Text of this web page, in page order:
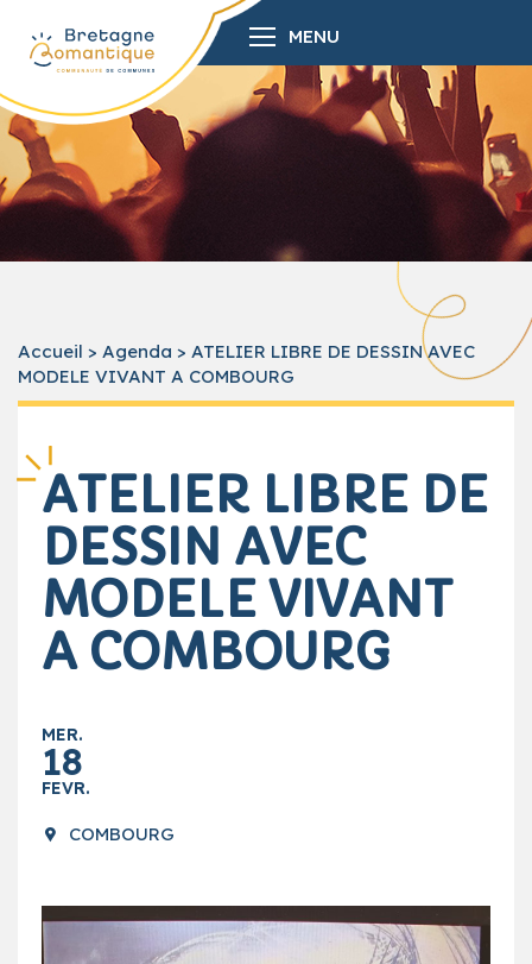
MENU
Accueil > Agenda > ATELIER LIBRE DE DESSIN AVEC
MODELE VIVANT A COMBOURG
ATELIER LIBRE DE
DESSIN AVEC
MODELE VIVANT
A COMBOURG
MER.
18
FEVR.
COMBOURG